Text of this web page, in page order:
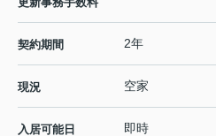
契約期間 2年
現況 空家
入居可能日 即時